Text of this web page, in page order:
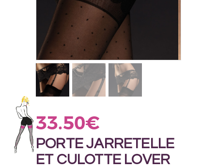
33.50€
PORTE JARRETELLE
ET CULOTTE LOVER